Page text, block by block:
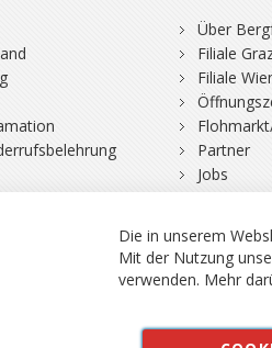
Über
Filiale
Filiale
Partner
Jobs
Die in unserem
Mit der Nutzung
verwenden. Mehr